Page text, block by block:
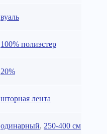
вуаль
100% полиэстер
20%
шторная лента
одинарный, 250-400 см